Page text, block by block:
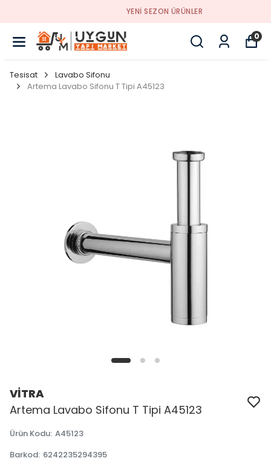
YENI SEZON ÜRÜNLER
0
Tesisat
Lavabo Sifonu
Artema Lavabo Sifonu T Tipi A45123
VİTRA
Artema Lavabo Sifonu T Tipi A45123
Ürün Kodu: A45123
Barkod: 6242235294395